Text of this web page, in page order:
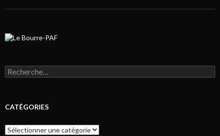
Rechercher :
CATÉGORIES
Catégories